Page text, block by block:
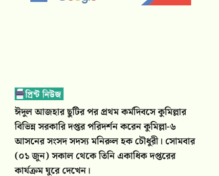
ঈদুল আজহার ছুটির পর প্রথম কর্মদিবসে কুমিল্লার
বিভিন্ন সরকারি দপ্তর পরিদর্শন করেন কুমিল্লা-৬
আসনের সংসদ সদস্য মনিরুল হক চৌধুরী। সোমবার
(০১ জুন) সকাল থেকে তিনি একাধিক দপ্তরের
কার্যক্রম ঘুরে দেখেন।